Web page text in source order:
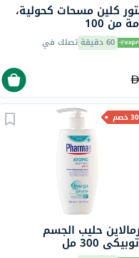
كلين مسحات كحولية،
من 100
60 دقيقة تصلك في
خصم
حليب الجسم
300 مل